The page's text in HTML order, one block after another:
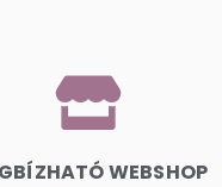
WEBSHOP